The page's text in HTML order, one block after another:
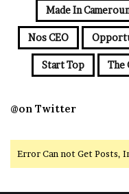
Made In
Nos CEO
Start Top The
@on Twitter
Error Can not Get Posts,